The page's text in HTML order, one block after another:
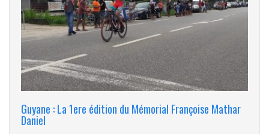
Guyane : La 1ere édition du Mémorial Françoise Mathar
Daniel